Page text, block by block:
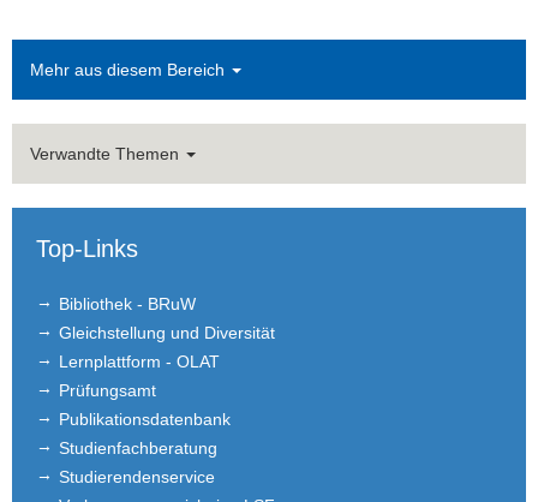
Mehr aus diesem Bereich
Verwandte Themen
Top-Links
Bibliothek - BRuW
Gleichstellung und Diversität
Lernplattform - OLAT
Prüfungsamt
Publikationsdatenbank
Studienfachberatung
Studierendenservice